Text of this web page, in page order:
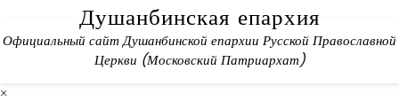
content
Душанбинская епархия
Официальный сайт Душанбинской епархии Русской Православной
Церкви (Московский Патриархат)
×